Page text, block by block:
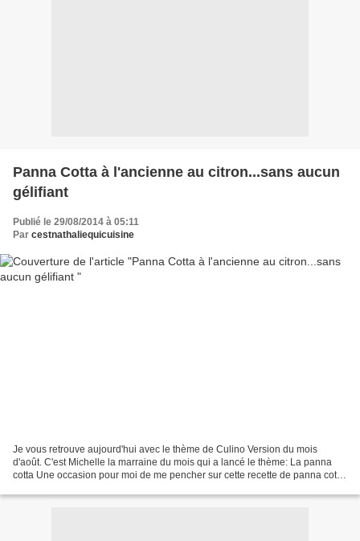
Panna Cotta à l'ancienne au citron...sans aucun
gélifiant
Publié le 29/08/2014 à 05:11
Par cestnathaliequicuisine
Je vous retrouve aujourd'hui avec le thème de Culino Version du mois
d'août. C'est Michelle la marraine du mois qui a lancé le thème: La panna
cotta Une occasion pour moi de me pencher sur cette recette de panna cotta